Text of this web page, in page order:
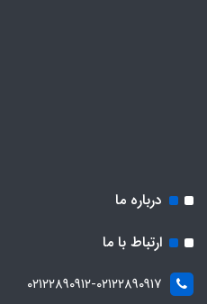
درباره ما
ارتباط با ما
۰۲۱۲۲۸۹۰۹۱۲-۰۲۱۲۲۸۹۰۹۱۷